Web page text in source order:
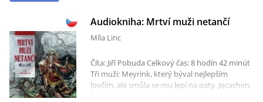
Audiokniha: Mrtví muži netančí
Míla Linc
Číta: Jiří Pobuda Celkový čas: 8 hodín 42 minút
Tři muži: Meyrink, který býval nejlepším
lovčím, ale smůla se mu lepí na paty. Jocachim,
který býval žoldnéřem, než přišel o ruku a stal